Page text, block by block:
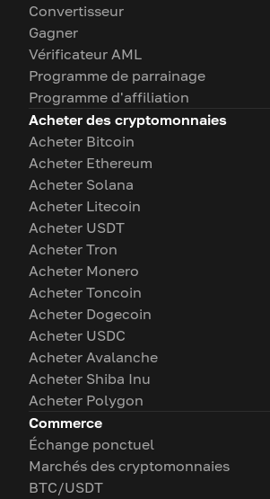
Convertisseur
Gagner
Vérificateur AML
Programme de parrainage
Programme d'affiliation
Acheter des cryptomonnaies
Acheter Bitcoin
Acheter Ethereum
Acheter Solana
Acheter Litecoin
Acheter USDT
Acheter Tron
Acheter Monero
Acheter Toncoin
Acheter Dogecoin
Acheter USDC
Acheter Avalanche
Acheter Shiba Inu
Acheter Polygon
Commerce
Échange ponctuel
Marchés des cryptomonnaies
BTC/USDT